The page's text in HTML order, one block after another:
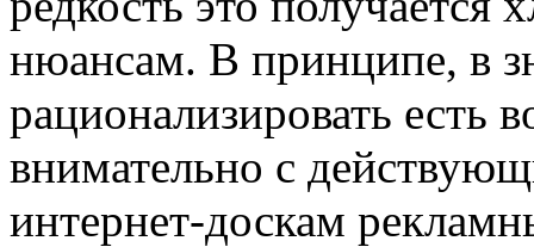
нюансам. В принципе, в
рационализировать есть
внимательно с
интернет-доскам